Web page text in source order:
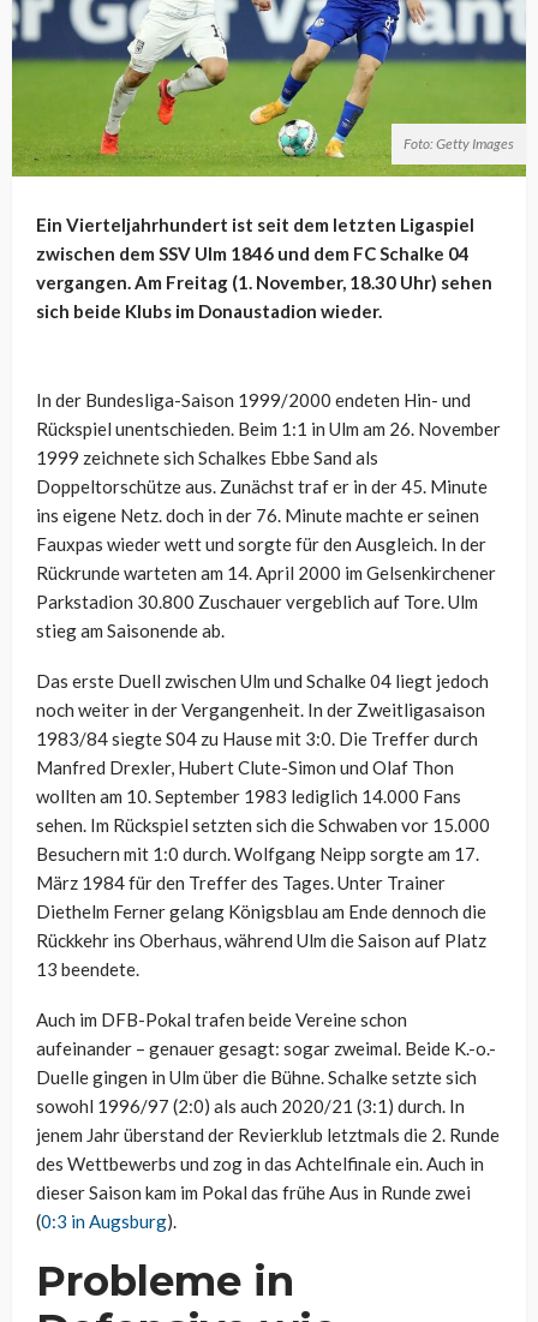
Foto: Getty Images
Ein Vierteljahrhundert ist seit dem letzten Ligaspiel
zwischen dem SSV Ulm 1846 und dem FC Schalke 04
vergangen. Am Freitag (1. November, 18.30 Uhr) sehen
sich beide Klubs im Donaustadion wieder.
In der Bundesliga-Saison 1999/2000 endeten Hin- und
Rückspiel unentschieden. Beim 1:1 in Ulm am 26. November
1999 zeichnete sich Schalkes Ebbe Sand als
Doppeltorschütze aus. Zunächst traf er in der 45. Minute
ins eigene Netz. doch in der 76. Minute machte er seinen
Fauxpas wieder wett und sorgte für den Ausgleich. In der
Rückrunde warteten am 14. April 2000 im Gelsenkirchener
Parkstadion 30.800 Zuschauer vergeblich auf Tore. Ulm
stieg am Saisonende ab.
Das erste Duell zwischen Ulm und Schalke 04 liegt jedoch
noch weiter in der Vergangenheit. In der Zweitligasaison
1983/84 siegte S04 zu Hause mit 3:0. Die Treffer durch
Manfred Drexler, Hubert Clute-Simon und Olaf Thon
wollten am 10. September 1983 lediglich 14.000 Fans
sehen. Im Rückspiel setzten sich die Schwaben vor 15.000
Besuchern mit 1:0 durch. Wolfgang Neipp sorgte am 17.
März 1984 für den Treffer des Tages. Unter Trainer
Diethelm Ferner gelang Königsblau am Ende dennoch die
Rückkehr ins Oberhaus, während Ulm die Saison auf Platz
13 beendete.
Auch im DFB-Pokal trafen beide Vereine schon
aufeinander – genauer gesagt: sogar zweimal. Beide K.-o.-
Duelle gingen in Ulm über die Bühne. Schalke setzte sich
sowohl 1996/97 (2:0) als auch 2020/21 (3:1) durch. In
jenem Jahr überstand der Revierklub letztmals die 2. Runde
des Wettbewerbs und zog in das Achtelfinale ein. Auch in
dieser Saison kam im Pokal das frühe Aus in Runde zwei
(0:3 in Augsburg).
Probleme in